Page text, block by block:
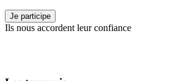
Je participe
Ils nous accordent leur confiance